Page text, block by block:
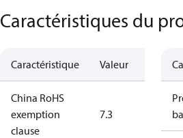
Caractéristiques du
Caractéristique Valeur
China RoHS
exemption
clause
7.3